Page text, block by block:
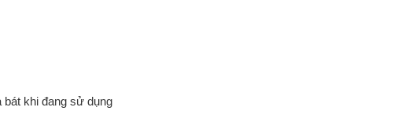
khi đang sử dụng